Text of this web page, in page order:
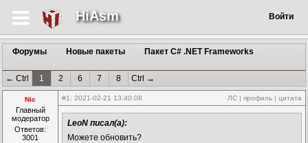
HiAsm Войти
Форумы Новые пакеты Пакет C# .NET Frameworks
← Ctrl 1 2 6 7 8 Ctrl →
Nic
Главный
модератор
Ответов:
3001
#1 : 2021-02-21 13:40:08 ЛС | профиль | цитата
LeoN писал(а):
Можете обновить?